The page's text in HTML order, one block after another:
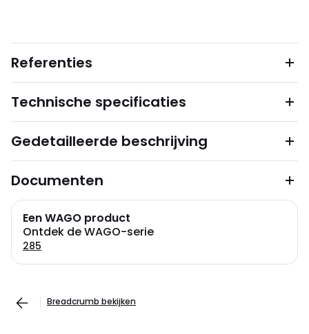
Referenties
Technische specificaties
Gedetailleerde beschrijving
Documenten
Een WAGO product
Ontdek de WAGO-serie
285
Breadcrumb bekijken